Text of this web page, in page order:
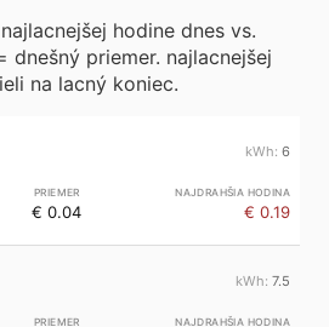
hodine dnes vs.
dnešný priemer. najlacnejšej
na lacný koniec.
6
€ 0.04 € 0.19
7.5